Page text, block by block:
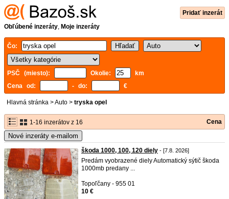
Pridať inzerát
Obľúbené inzeráty, Moje inzeráty
Čo:
PSČ (miesto): Okolie:
km
Cena od:
- do: €
Hlavná stránka >Auto > tryska opel
1-16 inzerátov z 16 Cena
Nové inzeráty e-mailom
škoda 1000, 100, 120 diely - [7.8. 2026]
Predám vyobrazené diely Automatický sýtič škoda
1000mb predany ...
Topoľčany - 955 01
10 €